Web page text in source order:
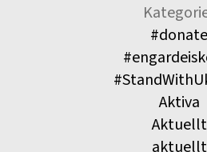
#donate
Aktiva
Aktuellt
aktuellt